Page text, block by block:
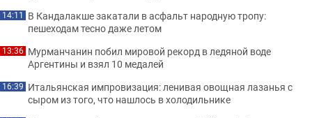
14:11 В Кандалакше закатали в асфальт народную тропу:
пешеходам тесно даже летом
13:36 Мурманчанин побил мировой рекорд в ледяной воде
Аргентины и взял 10 медалей
16:39 Итальянская импровизация: ленивая овощная лазанья с
сыром из того, что нашлось в холодильнике